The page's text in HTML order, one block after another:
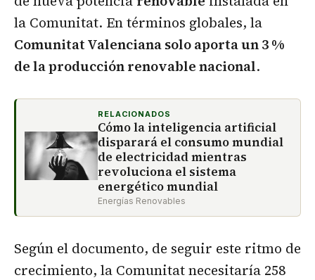
la Comunitat. En términos globales, la
Comunitat Valenciana solo aporta un 3 %
de la producción renovable nacional.
RELACIONADOS
Cómo la inteligencia artificial
disparará el consumo mundial
de electricidad mientras
revoluciona el sistema
energético mundial
Energías Renovables
Según el documento, de seguir este ritmo de
crecimiento, la Comunitat necesitaría 258